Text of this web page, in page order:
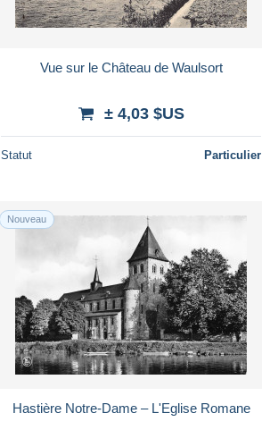
Vue sur le Château de Waulsort
± 4,03 $US
Statut Particulier
Nouveau
Hastière Notre-Dame – L'Eglise Romane